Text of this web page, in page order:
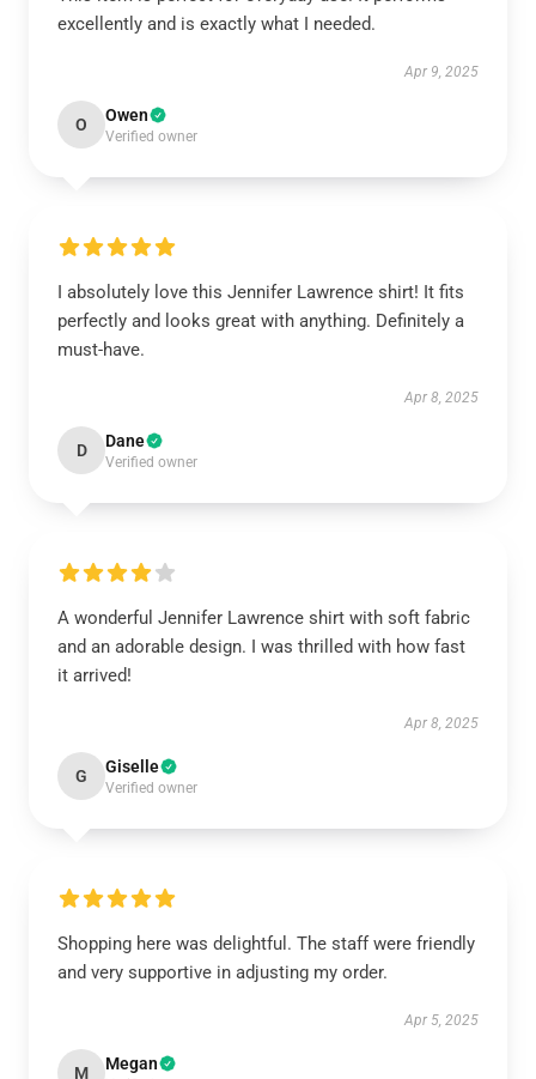
excellently and is exactly what I needed.
Apr 9, 2025
O Owen
Verified owner
I absolutely love this Jennifer Lawrence shirt! It fits
perfectly and looks great with anything. Definitely a
must-have.
Apr 8, 2025
D Dane
Verified owner
A wonderful Jennifer Lawrence shirt with soft fabric
and an adorable design. I was thrilled with how fast
it arrived!
Apr 8, 2025
G Giselle
Verified owner
Shopping here was delightful. The staff were friendly
and very supportive in adjusting my order.
Apr 5, 2025
M Megan